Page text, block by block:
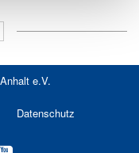
e.V.
Datenschutz